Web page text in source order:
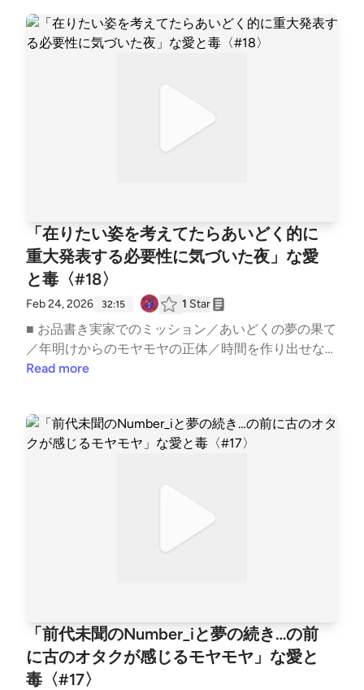
中！ ハッシュタグ #あいどく でお口直しのご感想も
お待ちしております。
学校には夏前に通いますetc..━━━━━━━━━━━
━━━━━━━━━━スナック愛と毒 〜ゆきママの
tify.com/playlist/1SYiZpwV8QBf6k9qcXfMYG?si=7lr
Po5CLRKKqLO4tw9TjpA&amp;pi=5Vz1DxHRS_iGx ─
想・企画のアイデアなどございましたらぜひこちらま
でお寄せください。 ──────────────── ▼ 公式
HPhttps://aitodoku.com ▼ SNS番組公式X: https://tw
itter.com/snack_aitodokuゆきママX: https://twitter.c
om/nara_deer18ゆきママInstagram: https://www.inst
agram.com/nara_deer18ゆきママTikTok: https://www.
tiktok.com/@nara_deer18 ▼ note番組公式: https://no
te.com/snack_ai_to_doku/ゆきママ: https://note.co
m/nara_deer18/収録後の裏話やアフタートーク、ママ
ュタグ #あいどく でお口直しのご感想もお待ちして
おります。
「在りたい姿を考えてたらあいどく的に
重大発表する必要性に気づいた夜」な愛
と毒〈#18〉
Feb 24, 2026 32:15 1 Star
■ お品書き実家でのミッション／あいどくの夢の果て
／年明けからのモヤモヤの正体／時間を作り出せない
／やりたいことへの向き合い方／はじめての観劇／グ
長いコンテンツを見る才能etc..━━━━━━━━━━
━━━━━━━━━━━スナック愛と毒 〜ゆきママ
potify.com/playlist/1SYiZpwV8QBf6k9qcXfMYG?si=
7lrPo5CLRKKqLO4tw9TjpA&amp;pi=5Vz1DxHRS_iGx
想・企画のアイデアなどございましたらぜひこちらま
でお寄せください。 ──────────────── ▼ 公式
HPhttps://aitodoku.com ▼ SNS番組公式X: https://tw
itter.com/snack_aitodokuゆきママX: https://twitter.c
Read more
「前代未聞のNumber_iと夢の続き…の前
に古のオタクが感じるモヤモヤ」な愛と
毒〈#17〉